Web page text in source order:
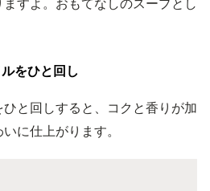
すよ。おもてなしのスープとし
をひと回し
と回しすると、コクと香りが加
に仕上がります。